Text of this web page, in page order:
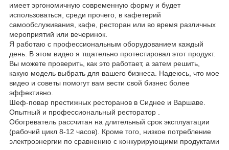
имеет эргономичную современную форму и будет
использоваться, среди прочего, в кафетерий
самообслуживания, кафе, ресторан или во время различных
мероприятий или вечеринок.
Я работаю с профессиональным оборудованием каждый
день. В этом видео я тщательно протестировал этот продукт.
Вы можете проверить, как это работает, а затем решить,
какую модель выбрать для вашего бизнеса. Надеюсь, что мое
видео и советы помогут вам вести свой бизнес более
эффективно.
Шеф-повар престижных ресторанов в Сиднее и Варшаве.
Опытный и профессиональный ресторатор .
Обогреватель рассчитан на длительный срок эксплуатации
(рабочий цикл 8-12 часов). Кроме того, низкое потребление
электроэнергии по сравнению с конкурирующими продуктами